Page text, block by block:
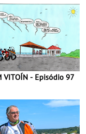
VITOÍN - Episódio 97